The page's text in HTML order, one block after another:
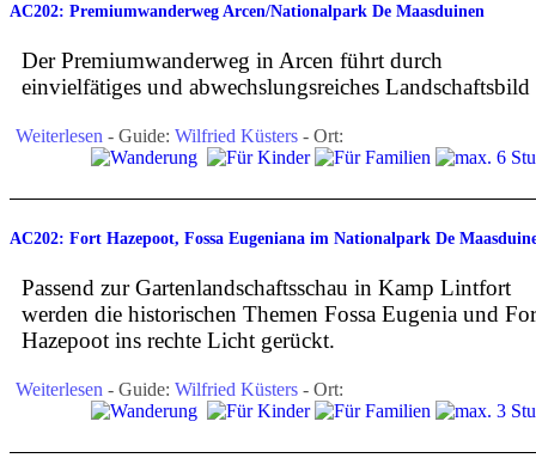
AC202: Premiumwanderweg Arcen/Nationalpark De Maasduinen
Der Premiumwanderweg in Arcen führt durch
einvielfätiges und abwechslungsreiches Landschaftsbild
Weiterlesen - Guide: Wilfried Küsters - Ort:
AC202: Fort Hazepoot, Fossa Eugeniana im Nationalpark De
Passend zur Gartenlandschaftsschau in Kamp Lintfort
werden die historischen Themen Fossa Eugenia und
Hazepoot ins rechte Licht gerückt.
Weiterlesen - Guide: Wilfried Küsters - Ort: